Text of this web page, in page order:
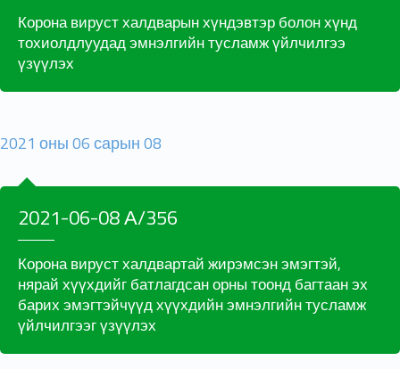
Корона вируст халдварын хүндэвтэр болон хүнд
тохиолдлуудад эмнэлгийн тусламж үйлчилгээ
үзүүлэх
2021 оны 06 сарын 08
2021-06-08 А/356
Корона вируст халдвартай жирэмсэн эмэгтэй,
нярай хүүхдийг батлагдсан орны тоонд багтаан эх
барих эмэгтэйчүүд хүүхдийн эмнэлгийн тусламж
үйлчилгээг үзүүлэх